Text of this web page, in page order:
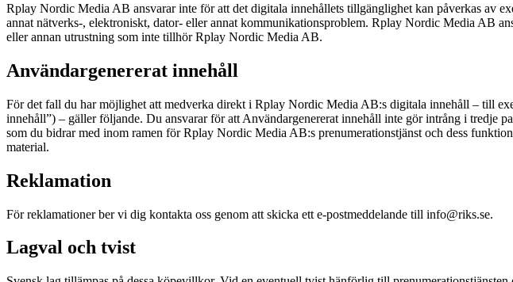
Rplay Nordic Media AB ansvarar inte för att det digitala innehållets tillgänglighet kan påverkas av
annat nätverks-, elektroniskt, dator- eller annat kommunikationsproblem. Rplay Nordic Media AB
eller annan utrustning som inte tillhör Rplay Nordic Media AB.
Användargenererat innehåll
För det fall du har möjlighet att medverka direkt i Rplay Nordic Media AB:s digitala innehåll – till
innehåll”) – gäller följande. Du ansvarar för att Användargenererat innehåll inte gör intrång i tredje
som du bidrar med inom ramen för Rplay Nordic Media AB:s prenumerationstjänst och dess
material.
Reklamation
För reklamationer ber vi dig kontakta oss genom att skicka ett e-postmeddelande till info@riks.se.
Lagval och tvist